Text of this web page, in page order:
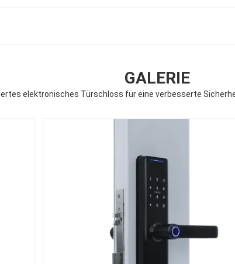
GALERIE
elektronisches Türschloss für eine verbesserte